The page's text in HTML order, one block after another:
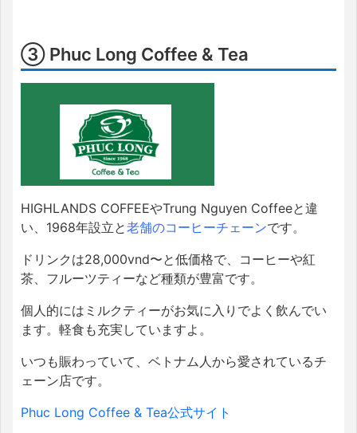
③ Phuc Long Coffee & Tea
HIGHLANDS COFFEEやTrung Nguyen Coffeeと違
い、1968年設立と老舗のコーヒーチェーンです。
ドリンクは28,000vnd〜と低価格で、コーヒーや紅
茶、フルーツティーなど種類が豊富です。
個人的にはミルクティーがお気に入りでよく飲んでい
ます。軽食も充実していますよ。
いつも賑わっていて、ベトナム人から愛されているチ
ェーン店です。
Phuc Long Coffee & Tea公式サイト